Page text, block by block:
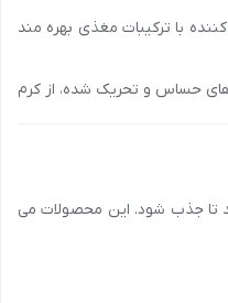
با ترکیبات مغذی بهره مند
حساس و تحریک شده، از کرم
تا جذب شود. این محصولات می